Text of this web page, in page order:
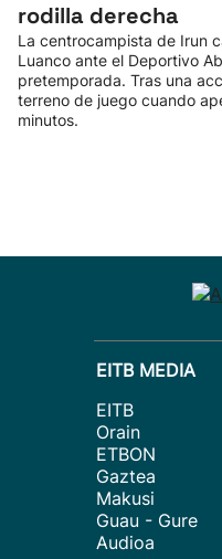
rodilla derecha
La centrocampista de Irun
Luanco ante el Deportivo
pretemporada. Tras una
terreno de juego cuando
minutos.
EITB MEDIA
EITB
Orain
ETBON
Gaztea
Makusi
Guau - Gure
Audioa